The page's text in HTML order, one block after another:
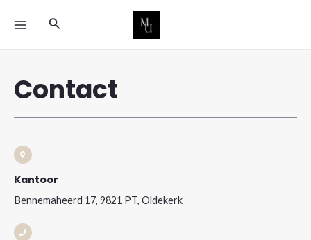
naar
Zoeken
Contact
Kantoor
Bennemaheerd 17, 9821 PT, Oldekerk